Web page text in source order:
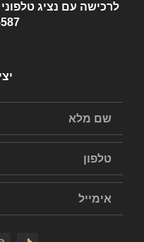
לרכישה עם נציג